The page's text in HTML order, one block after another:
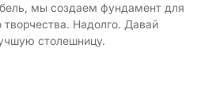
мы создаем фундамент для
творчества. Надолго. Давай
столешницу.